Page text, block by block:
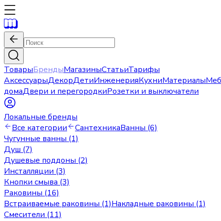
ТоварыБрендыМагазиныСтатьиТарифы
АксессуарыДекорДетиИнженерияКухниМатериалы
домаДвери и перегородкиРозетки и выключатели
Локальные бренды
Все категории
СантехникаВанны (6)
Чугунные ванны (1)
Душ (7)
Душевые поддоны (2)
Инсталляции (3)
Кнопки смыва (3)
Раковины (16)
Встраиваемые раковины (1)Накладные раковины (1)
Смесители (11)